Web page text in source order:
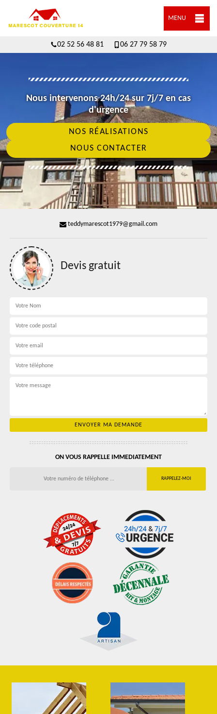
MENU
02 52 56 48 81 06 27 79 58 79
Nous intervenons 24h/24 sur 7j/7 en cas
d'urgence
NOS RÉALISATIONS
NOUS CONTACTER
teddymarescot1979@gmail.com
Devis gratuit
ON VOUS RAPPELLE IMMEDIATEMENT